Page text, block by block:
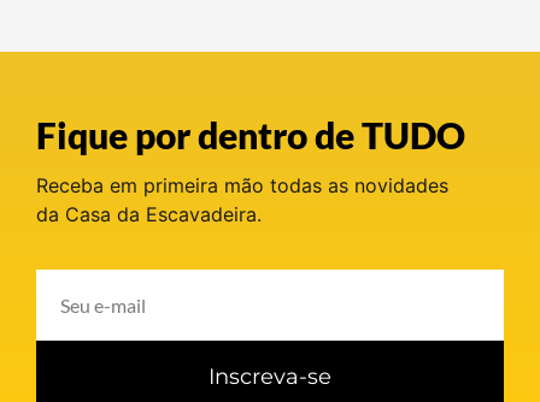
Fique por dentro de TUDO
Receba em primeira mão todas as novidades
da Casa da Escavadeira.
Inscreva-se